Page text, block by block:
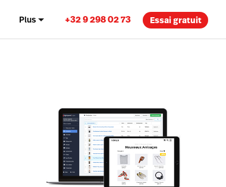
Plus +32 9 298 02 73 Essai gratuit